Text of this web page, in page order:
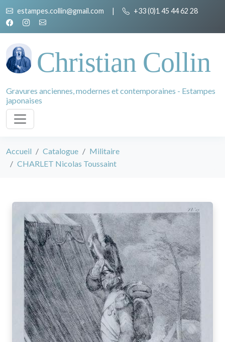
estampes.collin@gmail.com | +33 (0)1 45 44 62 28
Christian Collin
Gravures anciennes, modernes et contemporaines - Estampes
japonaises
Accueil Catalogue
Militaire
CHARLET Nicolas Toussaint